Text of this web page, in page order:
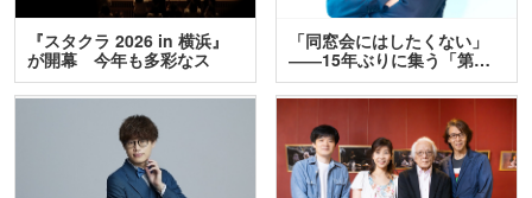
『スタクラ 2026 in 横浜』
が開幕 今年も多彩なス
テ…
「同窓会にはしたくない」
――15年ぶりに集う「第…